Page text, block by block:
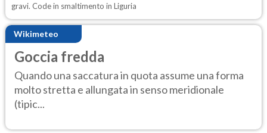
gravi. Code in smaltimento in Liguria
Wikimeteo
Goccia fredda
Quando una saccatura in quota assume una forma
molto stretta e allungata in senso meridionale
(tipic...